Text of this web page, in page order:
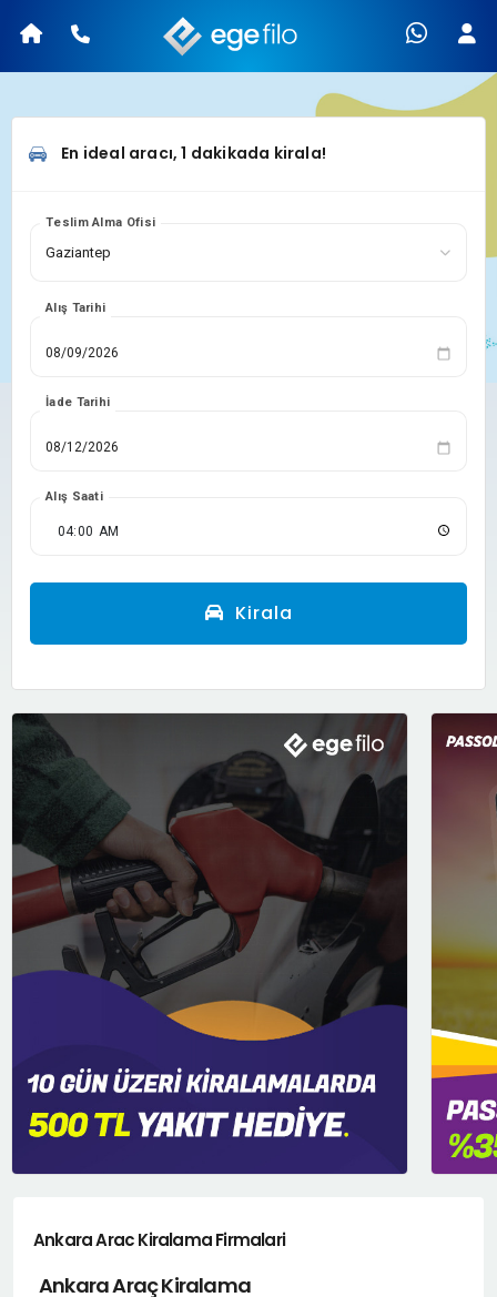
En ideal aracı, 1 dakikada kirala!
Teslim Alma Ofisi
Alış Tarihi
İade Tarihi
Alış Saati
Kirala
Ankara Arac Kiralama Firmalari
Ankara Araç Kiralama